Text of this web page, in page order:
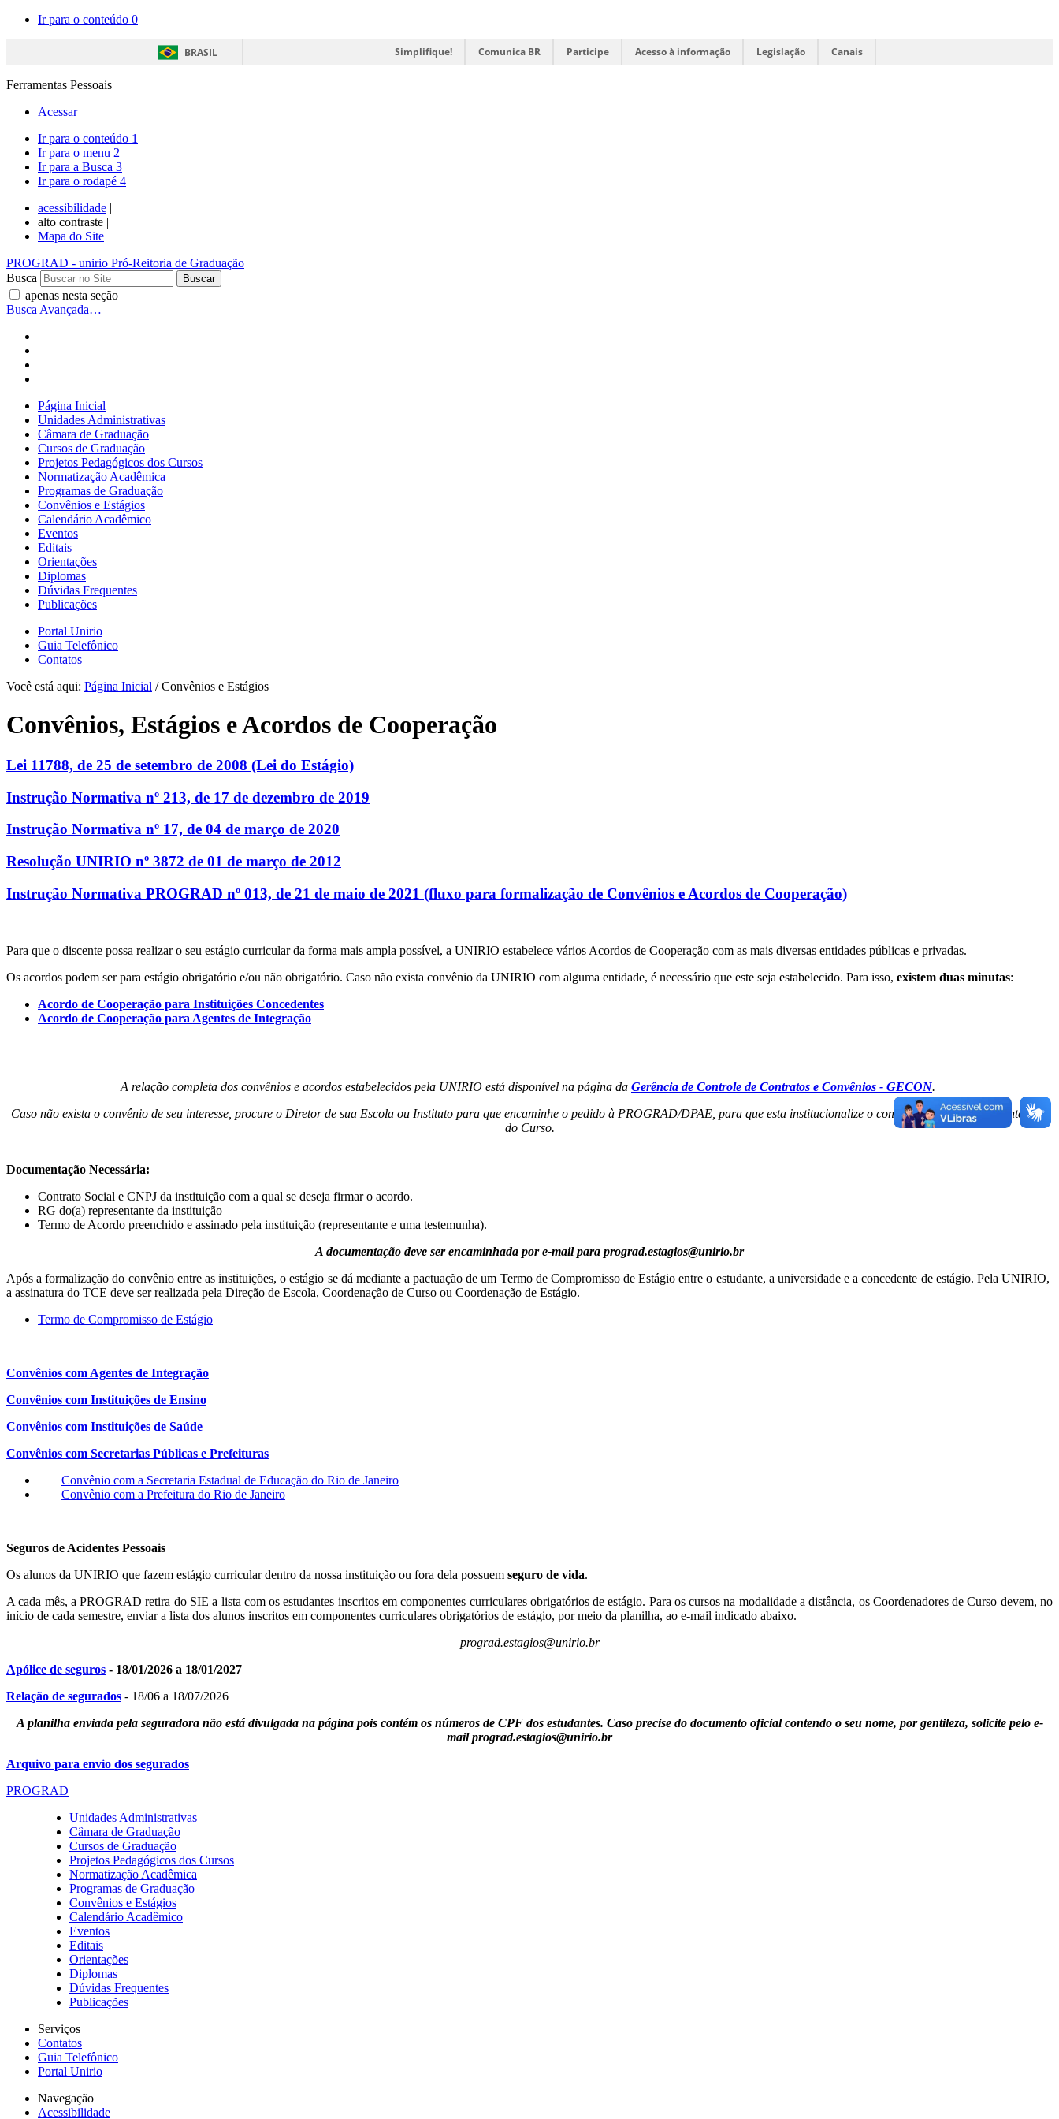
Ir para o conteúdo 0
BRASIL Simplifique! Comunica BR Participe Acesso à informação Legislação Canais
Ferramentas Pessoais
Acessar
Ir para o conteúdo 1
Ir para o menu 2
Ir para a Busca 3
Ir para o rodapé 4
acessibilidade |
alto contraste |
Mapa do Site
PROGRAD - unirio Pró-Reitoria de Graduação
Busca
apenas nesta seção
Busca Avançada…
Página Inicial
Unidades Administrativas
Câmara de Graduação
Cursos de Graduação
Projetos Pedagógicos dos Cursos
Normatização Acadêmica
Programas de Graduação
Convênios e Estágios
Calendário Acadêmico
Eventos
Editais
Orientações
Diplomas
Dúvidas Frequentes
Publicações
Portal Unirio
Guia Telefônico
Contatos
Você está aqui: Página Inicial /Convênios e Estágios
Convênios, Estágios e Acordos de Cooperação
Lei 11788, de 25 de setembro de 2008 (Lei do Estágio)
Instrução Normativa nº 213, de 17 de dezembro de 2019
Instrução Normativa nº 17, de 04 de março de 2020
Resolução UNIRIO nº 3872 de 01 de março de 2012
Instrução Normativa PROGRAD nº 013, de 21 de maio de 2021 (fluxo para formalização de Convênios e Acordos de Cooperação)
Para que o discente possa realizar o seu estágio curricular da forma mais ampla possível, a UNIRIO estabelece vários Acordos de Cooperação com as mais diversas entidades públicas e privadas.
Os acordos podem ser para estágio obrigatório e/ou não obrigatório. Caso não exista convênio da UNIRIO com alguma entidade, é necessário que este seja estabelecido. Para isso, existem duas minutas:
Acordo de Cooperação para Instituições Concedentes
Acordo de Cooperação para Agentes de Integração
A relação completa dos convênios e acordos estabelecidos pela UNIRIO está disponível na página da Gerência de Controle de Contratos e Convênios - GECON.
Caso não exista o convênio de seu interesse, procure o Diretor de sua Escola ou Instituto para que encaminhe o pedido à PROGRAD/DPAE, para que esta institucionalize o convênio com o órgão de interesse
do Curso.
Documentação Necessária:
Contrato Social e CNPJ da instituição com a qual se deseja firmar o acordo.
RG do(a) representante da instituição
Termo de Acordo preenchido e assinado pela instituição (representante e uma testemunha).
A documentação deve ser encaminhada por e-mail para prograd.estagios@unirio.br
Após a formalização do convênio entre as instituições, o estágio se dá mediante a pactuação de um Termo de Compromisso de Estágio entre o estudante, a universidade e a concedente de estágio. Pela UNIRIO,
a assinatura do TCE deve ser realizada pela Direção de Escola, Coordenação de Curso ou Coordenação de Estágio.
Termo de Compromisso de Estágio
Convênios com Agentes de Integração
Convênios com Instituições de Ensino
Convênios com Instituições de Saúde
Convênios com Secretarias Públicas e Prefeituras
Convênio com a Secretaria Estadual de Educação do Rio de Janeiro
Convênio com a Prefeitura do Rio de Janeiro
Seguros de Acidentes Pessoais
Os alunos da UNIRIO que fazem estágio curricular dentro da nossa instituição ou fora dela possuem seguro de vida.
A cada mês, a PROGRAD retira do SIE a lista com os estudantes inscritos em componentes curriculares obrigatórios de estágio. Para os cursos na modalidade a distância, os Coordenadores de Curso devem, no
início de cada semestre, enviar a lista dos alunos inscritos em componentes curriculares obrigatórios de estágio, por meio da planilha, ao e-mail indicado abaixo.
prograd.estagios@unirio.br
Apólice de seguros - 18/01/2026 a 18/01/2027
Relação de segurados - 18/06 a 18/07/2026
A planilha enviada pela seguradora não está divulgada na página pois contém os números de CPF dos estudantes. Caso precise do documento oficial contendo o seu nome, por gentileza, solicite pelo e-
mail prograd.estagios@unirio.br
Arquivo para envio dos segurados
PROGRAD
Unidades Administrativas
Câmara de Graduação
Cursos de Graduação
Projetos Pedagógicos dos Cursos
Normatização Acadêmica
Programas de Graduação
Convênios e Estágios
Calendário Acadêmico
Eventos
Editais
Orientações
Diplomas
Dúvidas Frequentes
Publicações
Serviços
Contatos
Guia Telefônico
Portal Unirio
Navegação
Acessibilidade